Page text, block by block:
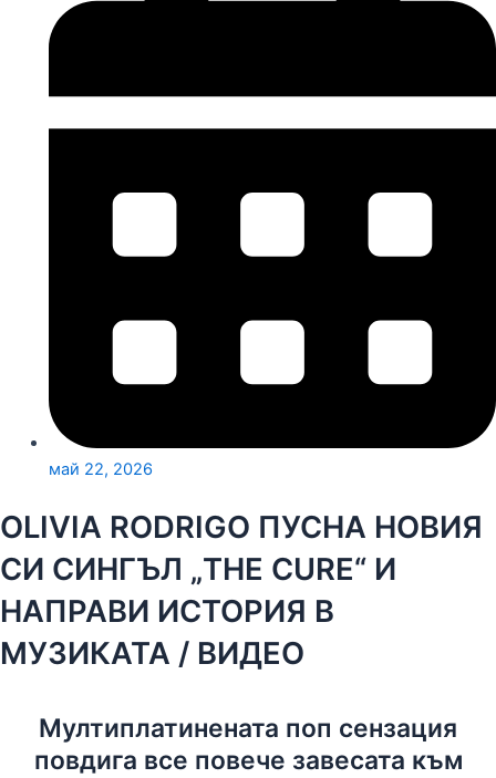
май 22, 2026
OLIVIA RODRIGO ПУСНА НОВИЯ
СИ СИНГЪЛ „THE CURE“ И
НАПРАВИ ИСТОРИЯ В
МУЗИКАТА / ВИДЕО
Мултиплатинената поп сензация
повдига все повече завесата към